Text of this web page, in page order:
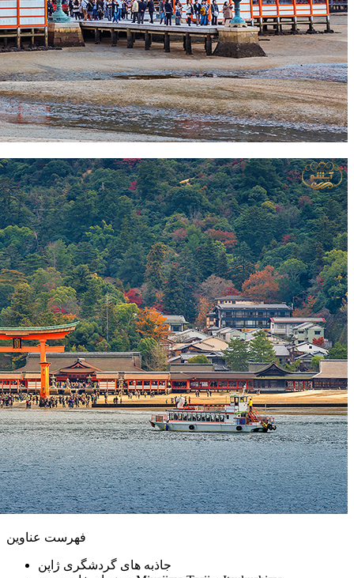
فهرست عناوین
جاذبه های گردشگری ژاپن